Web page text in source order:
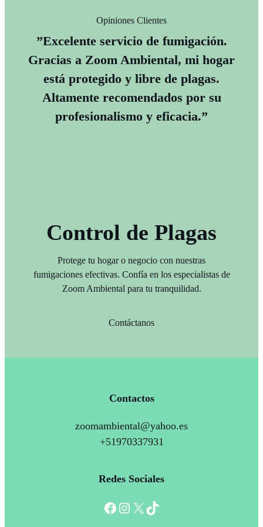
Opiniones Clientes
”Excelente servicio de fumigación.
Gracias a Zoom Ambiental, mi hogar
está protegido y libre de plagas.
Altamente recomendados por su
profesionalismo y eficacia.”
Control de Plagas
Protege tu hogar o negocio con nuestras
fumigaciones efectivas. Confía en los especialistas de
Zoom Ambiental para tu tranquilidad.
Contáctanos
Contactos
zoomambiental@yahoo.es
+51970337931
Redes Sociales
Facebook Instagram X TikTok